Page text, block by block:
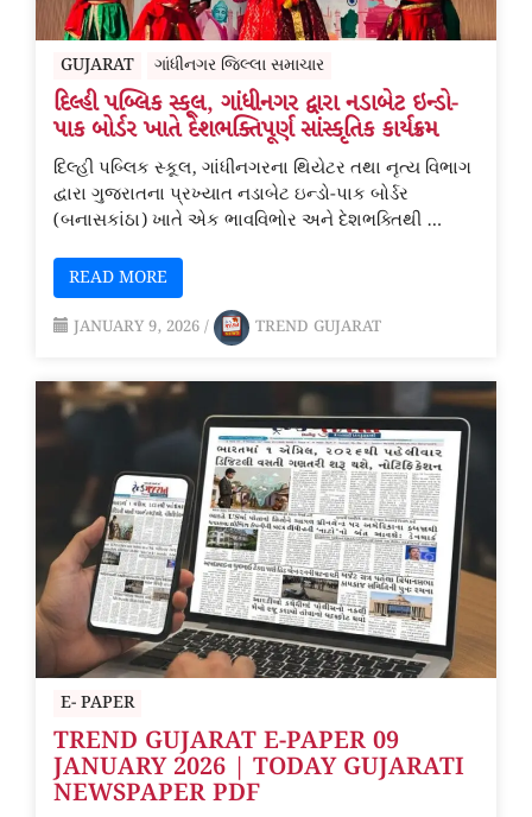
GUJARAT ગાંધીનગર જિલ્લા સમાચાર
દિલ્હી પબ્લિક સ્કૂલ, ગાંધીનગર દ્વારા નડાબેટ ઇન્ડો-
પાક બોર્ડર ખાતે દેશભક્તિપૂર્ણ સાંસ્કૃતિક કાર્યક્રમ
દિલ્હી પબ્લિક સ્કૂલ, ગાંધીનગરના થિયેટર તથા નૃત્ય વિભાગ
દ્વારા ગુજરાતના પ્રખ્યાત નડાબેટ ઇન્ડો-પાક બોર્ડર
(બનાસકાંઠા) ખાતે એક ભાવવિભોર અને દેશભક્તિથી …
READ MORE
JANUARY 9, 2026 / TREND GUJARAT
E- PAPER
TREND GUJARAT E-PAPER 09
JANUARY 2026 | TODAY GUJARATI
NEWSPAPER PDF